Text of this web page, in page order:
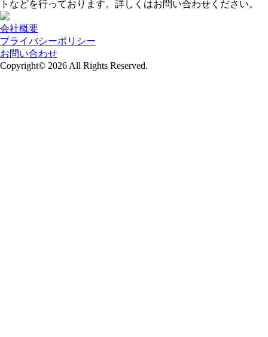
トなどを行っております。詳しくはお問い合わせください。
会社概要
プライバシーポリシー
お問い合わせ
Copyright© 2026 All Rights Reserved.